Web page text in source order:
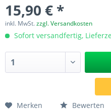
15,90 € *
inkl. MwSt.zzgl. Versandkosten
Sofort versandfertig,
Merken Bewerten